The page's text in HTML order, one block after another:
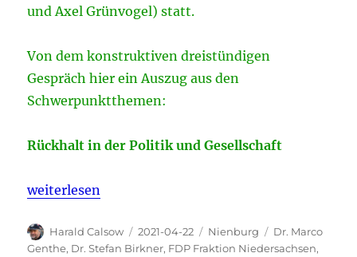
und Axel Grünvogel) statt.
Von dem konstruktiven dreistündigen
Gespräch hier ein Auszug aus den
Schwerpunktthemen:
Rückhalt in der Politik und Gesellschaft
„Gewerkschaftspolitischer Gedankenaustausch mit
weiterlesen
Autor
Harald Calsow
Veröffentlicht
am
2021-04-22 Kategorien
Nienburg Schlagwörter
Dr. Marco
Genthe, Dr. Stefan Birkner, FDP Fraktion Niedersachsen,